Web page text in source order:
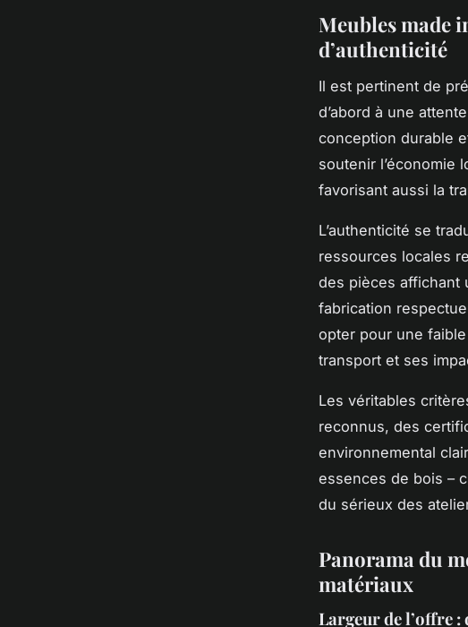
Meubles made
d’authenticité
Il est pertinent de
d’abord à une
conception durable
soutenir l’économie
favorisant aussi la
L’authenticité se
ressources locales
des pièces affichant
fabrication
opter pour une
transport et ses
Les véritables
reconnus, des
environnemental
essences de bois –
du sérieux des
Panorama du
matériaux
Largeur de l’offre